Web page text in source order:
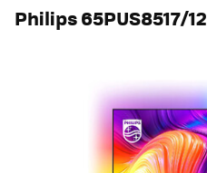
Philips 65PUS8517/12